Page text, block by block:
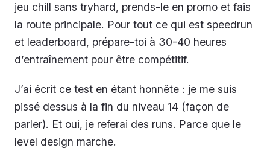
jeu chill sans tryhard, prends-le en promo et fais
la route principale. Pour tout ce qui est speedrun
et leaderboard, prépare-toi à 30-40 heures
d’entraînement pour être compétitif.
J’ai écrit ce test en étant honnête : je me suis
pissé dessus à la fin du niveau 14 (façon de
parler). Et oui, je referai des runs. Parce que le
level design marche.